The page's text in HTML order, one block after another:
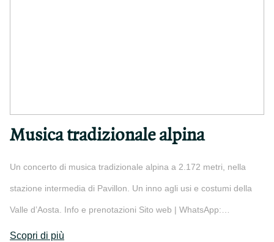
Musica tradizionale alpina
Un concerto di musica tradizionale alpina a 2.172 metri, nella
stazione intermedia di Pavillon. Un inno agli usi e costumi della
Valle d’Aosta. Info e prenotazioni Sito web | WhatsApp:…
Scopri di più